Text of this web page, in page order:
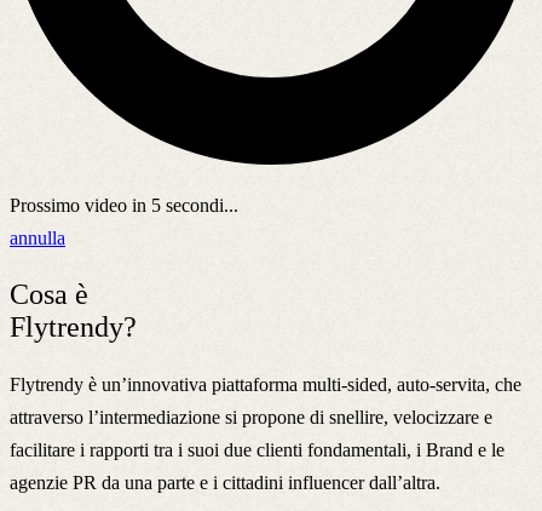
Prossimo video in 5 secondi...
annulla
Cosa è
Flytrendy?
Flytrendy è un’innovativa piattaforma multi-sided, auto-servita, che
attraverso l’intermediazione si propone di snellire, velocizzare e
facilitare i rapporti tra i suoi due clienti fondamentali, i Brand e le
agenzie PR da una parte e i cittadini influencer dall’altra.